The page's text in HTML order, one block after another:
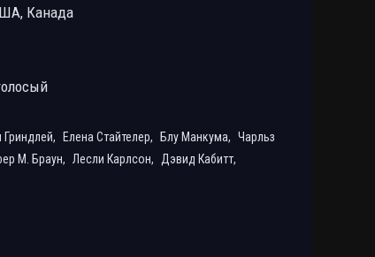
Канада
Гриндлей, Елена Стайтелер, Блу Манкума, Чарльз
М. Браун, Лесли Карлсон, Дэвид Кабитт,